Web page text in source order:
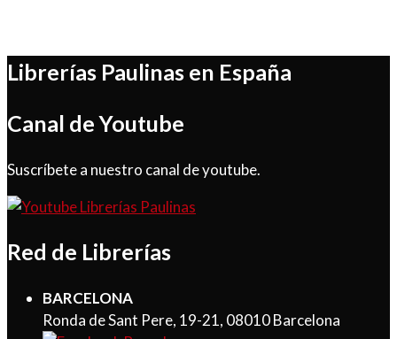
Librerías Paulinas en España
Canal de Youtube
Suscríbete a nuestro canal de youtube.
Red de Librerías
BARCELONA
Ronda de Sant Pere, 19-21, 08010 Barcelona